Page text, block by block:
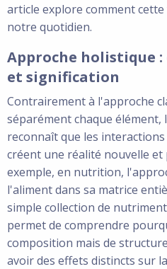
article explore comment
notre quotidien.
Approche holistique
et signification
Contrairement à l'approche
séparément chaque
reconnaît que les
créent une réalité nouvelle et
exemple, en nutrition,
l'aliment dans sa matrice
simple collection de
permet de comprendre
composition mais de
avoir des effets distincts sur